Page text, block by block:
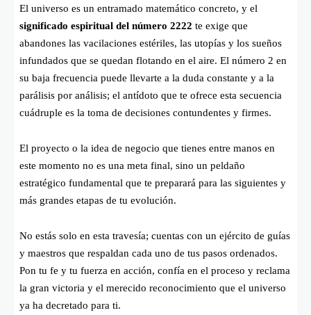
El universo es un entramado matemático concreto, y el
significado espiritual del número 2222 te exige que
abandones las vacilaciones estériles, las utopías y los sueños
infundados que se quedan flotando en el aire. El número 2 en
su baja frecuencia puede llevarte a la duda constante y a la
parálisis por análisis; el antídoto que te ofrece esta secuencia
cuádruple es la toma de decisiones contundentes y firmes.
El proyecto o la idea de negocio que tienes entre manos en
este momento no es una meta final, sino un peldaño
estratégico fundamental que te preparará para las siguientes y
más grandes etapas de tu evolución.
No estás solo en esta travesía; cuentas con un ejército de guías
y maestros que respaldan cada uno de tus pasos ordenados.
Pon tu fe y tu fuerza en acción, confía en el proceso y reclama
la gran victoria y el merecido reconocimiento que el universo
ya ha decretado para ti.